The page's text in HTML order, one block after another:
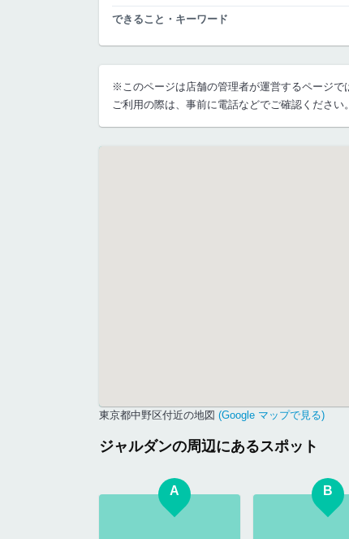
できること・キーワード
※このページは店舗の管理者が運営するページ
ご利用の際は、事前に電話などでご確認ください
東京都中野区付近の地図 (Google マップで見る)
ジャルダンの周辺にあるスポット
A B